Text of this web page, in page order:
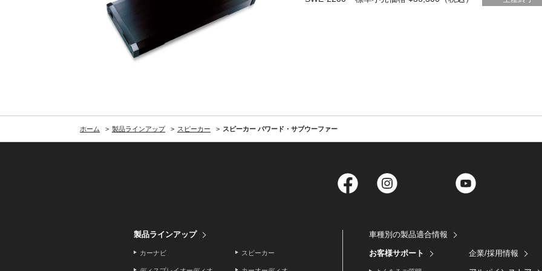
ホーム 製品ラインアップ スピーカー スピーカー パワード・サブウーファー
Facebook Twitter
製品ラインアップ
カーナビ スピーカー
車種別の製品適合情報
お客様サポート 企業/採用情報